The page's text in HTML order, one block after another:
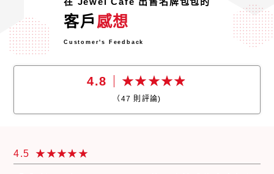
客戶 感想
Customer's Feedback
4.8
（47 則評論)
4.5